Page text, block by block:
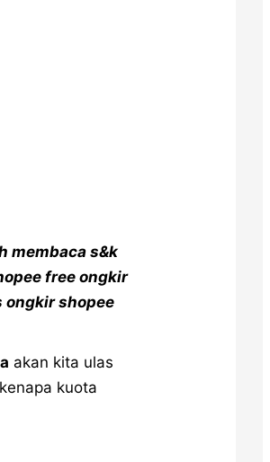
membaca s&k
free ongkir
ongkir shopee
akan kita ulas
kuota